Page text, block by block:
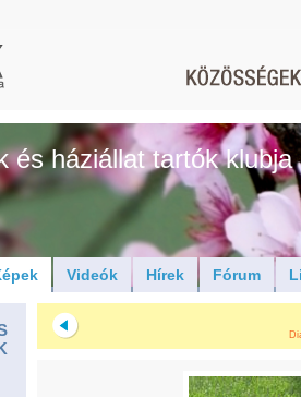
és háziállat tartók klubja
Videók Hírek Fórum